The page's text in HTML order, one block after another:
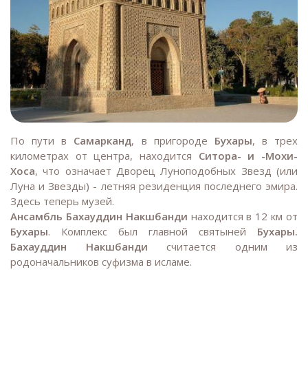
По пути в Самарканд, в пригороде Бухары, в трех
километрах от центра, находится Ситора- и -Мохи-
Хоса, что означает Дворец Луноподобных Звезд (или
Луна и Звезды) - летняя резиденция последнего эмира.
Здесь теперь музей.
Ансамбль Бахауддин Накшбанди находится в 12 км от
Бухары. Комплекс был главной святыней Бухары.
Бахауддин Накшбанди считается одним из
родоначальников суфизма в исламе.